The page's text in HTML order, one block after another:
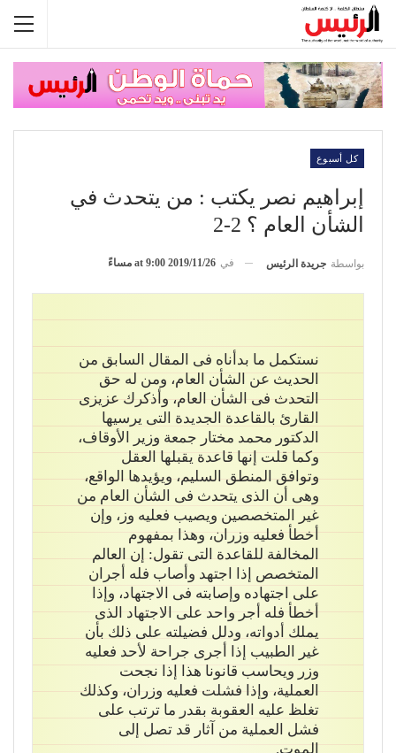
كل أسبوع
إبراهيم نصر يكتب : من يتحدث في
الشأن العام ؟ 2-2
بواسطة جريدة الرئيس في 2019/11/26 at 9:00 مساءً
نستكمل ما بدأناه فى المقال السابق من
الحديث عن الشأن العام، ومن له حق
التحدث فى الشأن العام، وأذكرك عزيزى
القارئ بالقاعدة الجديدة التى يرسيها
الدكتور محمد مختار جمعة وزير الأوقاف،
وكما قلت إنها قاعدة يقبلها العقل
وتوافق المنطق السليم، ويؤيدها الواقع،
وهى أن الذى يتحدث فى الشأن العام من
غير المتخصصين ويصيب فعليه وز، وإن
أخطأ فعليه وزران، وهذا بمفهوم
المخالفة للقاعدة التى تقول: إن العالم
المتخصص إذا اجتهد وأصاب فله أجران
على اجتهاده وإصابته فى الاجتهاد، وإذا
أخطأ فله أجر واحد على الاجتهاد الذى
يملك أدواته، ودلل فضيلته على ذلك بأن
غير الطبيب إذا أجرى جراحة لأحد فعليه
وزر ويحاسب قانونا هذا إذا نجحت
العملية، وإذا فشلت فعليه وزران، وكذلك
تغلظ عليه العقوبة بقدر ما ترتب على
فشل العملية من آثار قد تصل إلى
الموت.